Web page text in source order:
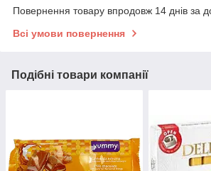
Повернення товару впродовж 14 днів за
Всі умови повернення
Подібні товари компанії